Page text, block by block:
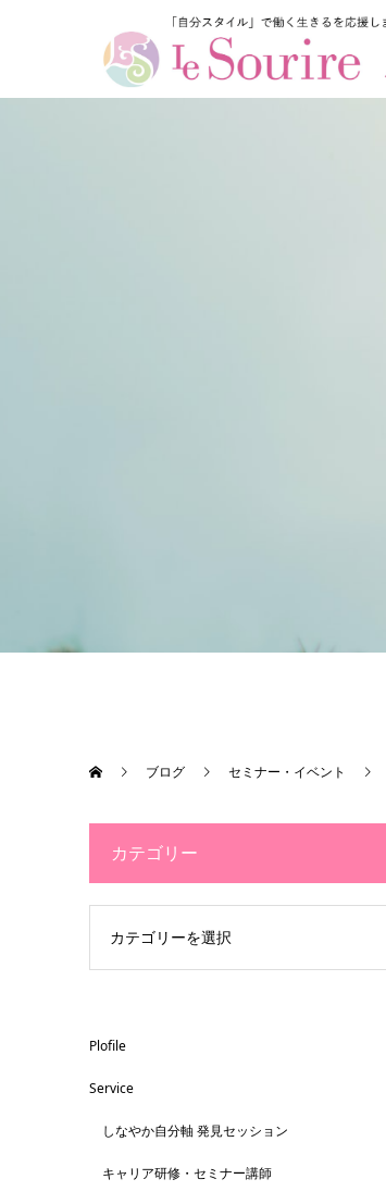
ブログ セミナー・イベント
カテゴリー
Plofile
Service
しなやか自分軸 発見セッション
キャリア研修・セミナー講師